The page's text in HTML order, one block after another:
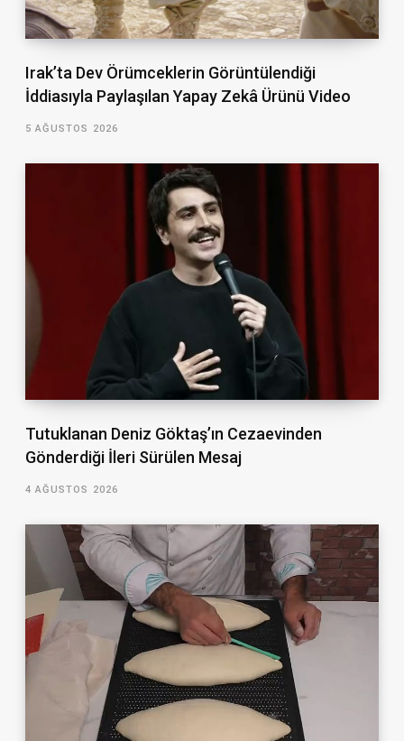
Irak’ta Dev Örümceklerin Görüntülendiği
İddiasıyla Paylaşılan Yapay Zekâ Ürünü Video
5 AĞUSTOS 2026
Tutuklanan Deniz Göktaş’ın Cezaevinden
Gönderdiği İleri Sürülen Mesaj
4 AĞUSTOS 2026